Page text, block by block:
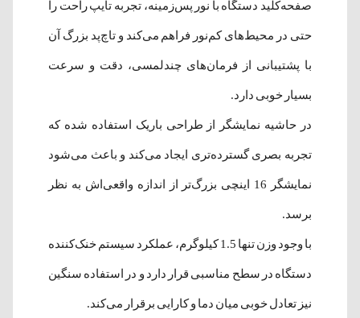
صفحه‌کلید دستگاه با نور پس‌زمینه، تجربه تایپ راحت را
حتی در محیط‌های کم‌نور فراهم می‌کند و تاچ‌پد بزرگ آن
با پشتیبانی از فرمان‌های چندلمسی، دقت و سرعت
بسیار خوبی دارد.
در حاشیه نمایشگر از طراحی باریک استفاده شده که
تجربه بصری گسترده‌تری ایجاد می‌کند و باعث می‌شود
نمایشگر 16 اینچی بزرگ‌تر از اندازه واقعی‌اش به نظر
برسد.
با وجود وزن تنها 1.5 کیلوگرم، عملکرد سیستم خنک‌کننده
دستگاه در سطح مناسبی قرار دارد و در استفاده سنگین
نیز تعادل خوبی میان دما و کارایی برقرار می‌کند.